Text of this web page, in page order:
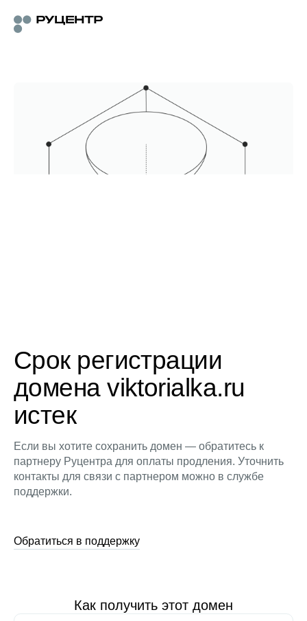
Срок регистрации
домена viktorialka.ru
истек
Если вы хотите сохранить домен — обратитесь к
партнеру Руцентра для оплаты продления. Уточнить
контакты для связи с партнером можно в службе
поддержки.
Обратиться в поддержку
Как получить этот домен